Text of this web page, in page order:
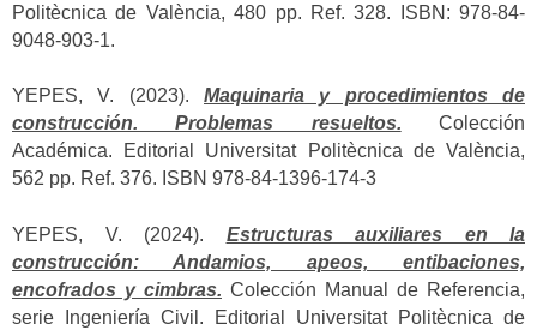
Politècnica de València, 480 pp. Ref. 328. ISBN: 978-84-
9048-903-1.
YEPES, V. (2023). Maquinaria y procedimientos de
construcción. Problemas resueltos. Colección
Académica. Editorial Universitat Politècnica de València,
562 pp. Ref. 376. ISBN 978-84-1396-174-3
YEPES, V. (2024). Estructuras auxiliares en la
construcción: Andamios, apeos, entibaciones,
encofrados y cimbras. Colección Manual de Referencia,
serie Ingeniería Civil. Editorial Universitat Politècnica de